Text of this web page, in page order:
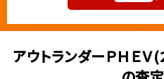
アウトランダーＰＨＥ